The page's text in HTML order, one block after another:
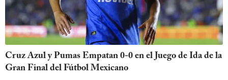
Cruz Azul y Pumas Empatan 0-0 en el Juego de Ida de la
Gran Final del Fútbol Mexicano